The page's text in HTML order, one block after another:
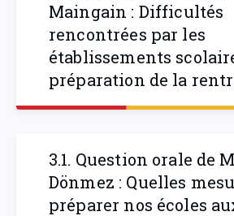
Maingain : Difficultés
rencontrées par les
établissements
préparation de la
3.1. Question orale de
Dönmez : Quelles
préparer nos écoles